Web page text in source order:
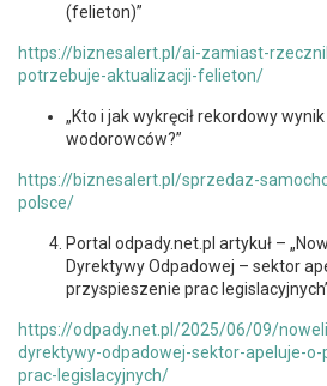
(felieton)”
https://biznesalert.pl/ai-zamiast-
potrzebuje-aktualizacji-felieton/
„Kto i jak wykręcił rekordowy
wodorowców?”
https://biznesalert.pl/sprzedaz-
polsce/
Portal odpady.net.pl artykuł –
Dyrektywy Odpadowej – sektor
przyspieszenie prac
https://odpady.net.pl/2025/06/09/
dyrektywy-odpadowej-sektor-apeluje-
prac-legislacyjnych/